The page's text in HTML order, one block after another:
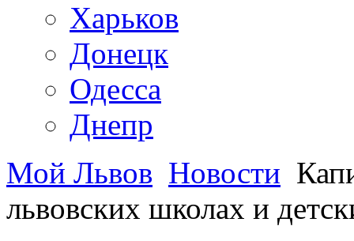
Харьков
Донецк
Одесса
Днепр
Мой Львов Новости
львовских школах и